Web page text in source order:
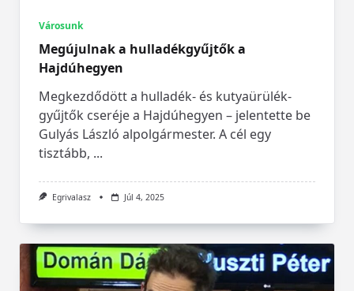
Városunk
Megújulnak a hulladékgyűjtők a
Hajdúhegyen
Megkezdődött a hulladék- és kutyaürülék-
gyűjtők cseréje a Hajdúhegyen – jelentette be
Gulyás László alpolgármester. A cél egy
tisztább, ...
Egrivalasz Júl 4, 2025